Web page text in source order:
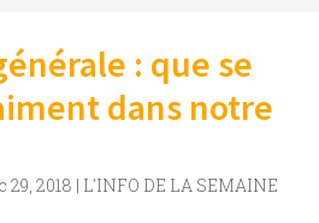
: que se
dans notre
29, 2018 | L'INFO DE LA SEMAINE